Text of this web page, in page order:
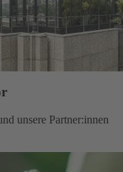
unsere Partner:innen